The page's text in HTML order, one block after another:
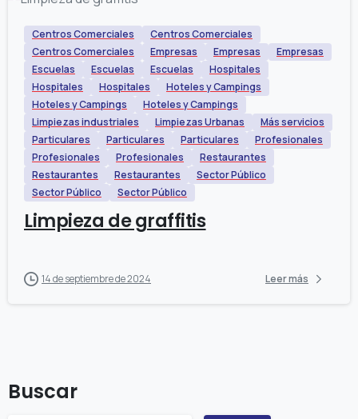
Centros Comerciales
Centros Comerciales
Centros Comerciales
Empresas Empresas
Empresas
Escuelas
Escuelas Escuelas
Hospitales
Hospitales
Hospitales
Hoteles y Campings
Hoteles y Campings
Hoteles y Campings
Limpiezas industriales
Limpiezas Urbanas
Más servicios
Particulares
Particulares Particulares
Profesionales
Profesionales
Profesionales
Restaurantes
Restaurantes
Restaurantes
Sector Público
Sector Público
Sector Público
Limpieza de graffitis
14 de septiembre de 2024 Leer más
Buscar